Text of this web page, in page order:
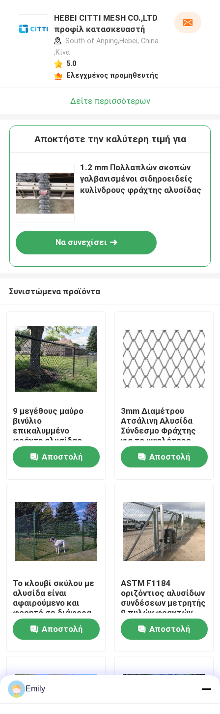
Σπίτι
Προϊόντα
Επισκέψεις στο εργοστάσιο
Έλεγχος ποιότητας
Επικοινωνήστε μαζί μας
Ειδήσεις
Επεκταθε'ν πλέγμα καλωδίων μετάλλων
HEBEI CITTI MESH CO.,LTD
προφίλ κατασκευαστή
South of Anping,Hebei, China.
,Κίνα
5.0
Ελεγχμένος προμηθευτής
Δείτε περισσότερων
Αποκτήστε την καλύτερη τιμή για
1.2 mm Πολλαπλών σκοπών
γαλβανισμένοι σιδηροειδείς
κυλίνδρους φράχτης αλυσίδας
Να συνεχίσει
Συνιστώμενα προϊόντα
9 μεγέθους μαύρο
βινύλιο
επικαλυμμένο
φράχτη αλυσίδας
σύνδεσης με καλή
εξωτερική ιδιότητα
προστασίας που
Αποστολή
3mm Διαμέτρου
Ατσάλινη Αλυσίδα
Σύνδεσμο Φράχτης
για το υψηλότερο
επίπεδο της
περιμετρικής
προστασίας
Αποστολή
Το κλουβί σκύλου με
αλυσίδα είναι
αφαιρούμενο και
φορητό σε διάφορα
μέρη
Αποστολή
ASTM F1184
οριζόντιος αλυσίδων
συνδέσεων μετρητής
9 πυλών φρακτών
γλιστρώντας
Αποστολή
Emily